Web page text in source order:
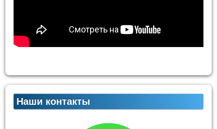
Наши контакты